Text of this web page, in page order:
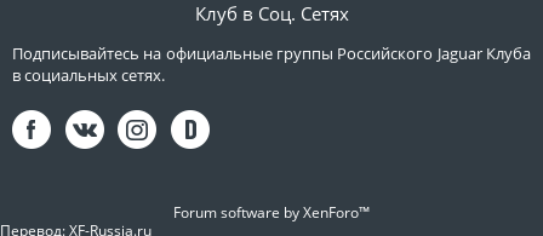
Клуб в Соц. Сетях
Подписывайтесь на официальные группы Российского Jaguar Клуба
в социальных сетях.
Forum software by XenForo™
Перевод:XF-Russia.ru